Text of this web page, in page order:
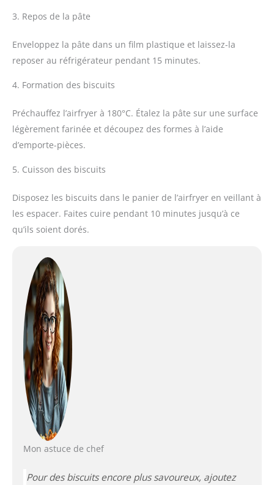
3. Repos de la pâte
Enveloppez la pâte dans un film plastique et laissez-la
reposer au réfrigérateur pendant 15 minutes.
4. Formation des biscuits
Préchauffez l’airfryer à 180°C. Étalez la pâte sur une surface
légèrement farinée et découpez des formes à l’aide
d’emporte-pièces.
5. Cuisson des biscuits
Disposez les biscuits dans le panier de l’airfryer en veillant à
les espacer. Faites cuire pendant 10 minutes jusqu’à ce
qu’ils soient dorés.
Mon astuce de chef
Pour des biscuits encore plus savoureux, ajoutez